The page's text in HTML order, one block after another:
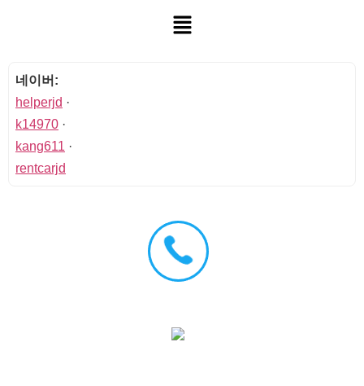
네이버:
helperjd ·
k14970 ·
kang611 ·
rentcarjd